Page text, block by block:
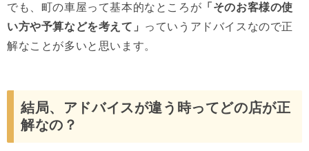
でも、町の車屋って基本的なところが 「そのお客様の使
い方や予算などを考えて」
っていうアドバイスなので正
解なことが多いと思います。
結局、アドバイスが違う時ってどの店が正
解なの？